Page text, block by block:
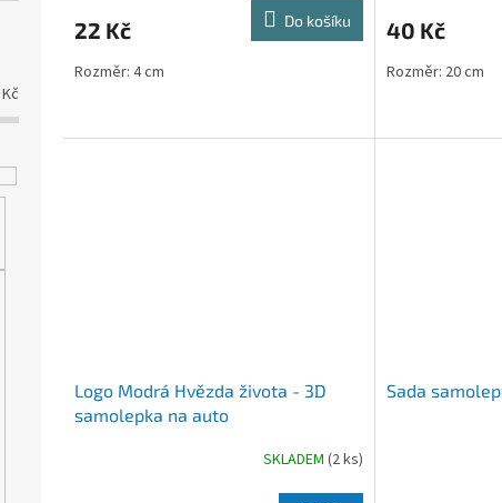
Kč
22 Kč Do košíku
Rozměr: 4 cm
40 Kč
Rozměr: 20 cm
Logo Modrá Hvězda života - 3D
samolepka na auto
SKLADEM (2 ks)
Sada